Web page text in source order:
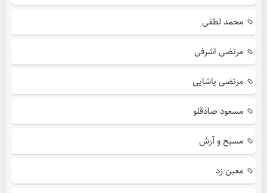
محمد لطفی
مرتضی اشرفی
مرتضی پاشایی
مسعود صادقلو
مسیح و آرش
معین زد